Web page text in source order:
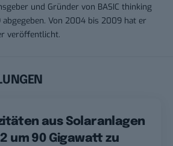
und Gründer von BASIC thinking
Von 2004 bis 2009 hat er
veröffentlicht.
aus Solaranlagen
um 90 Gigawatt zu